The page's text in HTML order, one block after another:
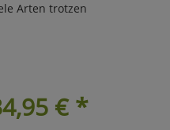
Arten trotzen
€*